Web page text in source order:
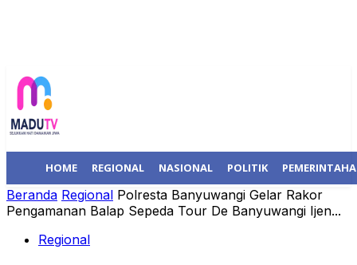
HOME REGIONAL NASIONAL POLITIK
Beranda Regional Polresta Banyuwangi Gelar Rakor
Pengamanan Balap Sepeda Tour De Banyuwangi Ijen...
Regional